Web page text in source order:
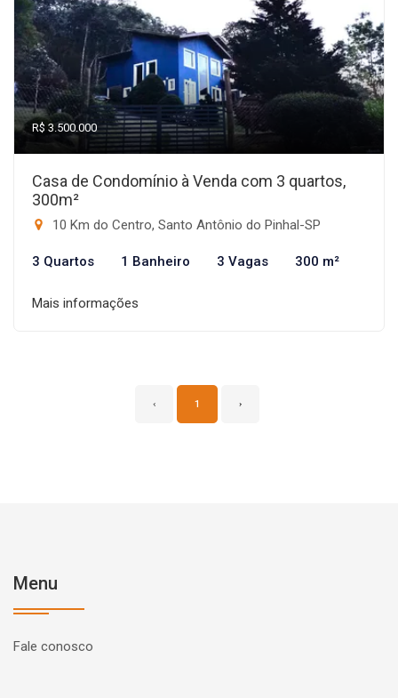
R$ 3.500.000
Casa de Condomínio à Venda com 3 quartos,
300m²
10 Km do Centro, Santo Antônio do Pinhal-SP
3 Quartos 1 Banheiro 3 Vagas 300 m²
Mais informações
‹ 1 ›
Menu
Fale conosco